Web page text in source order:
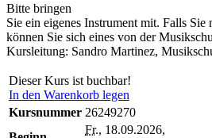
Bitte bringen
Sie ein eigenes Instrument mit. Falls Sie
können Sie sich eines von der
Kursleitung: Sandro Martinez,
Dieser Kurs ist buchbar!
In den Warenkorb legen
Kursnummer 26249270
Fr., 18.09.2026,